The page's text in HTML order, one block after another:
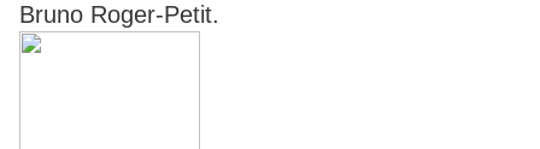
Bruno Roger-Petit.